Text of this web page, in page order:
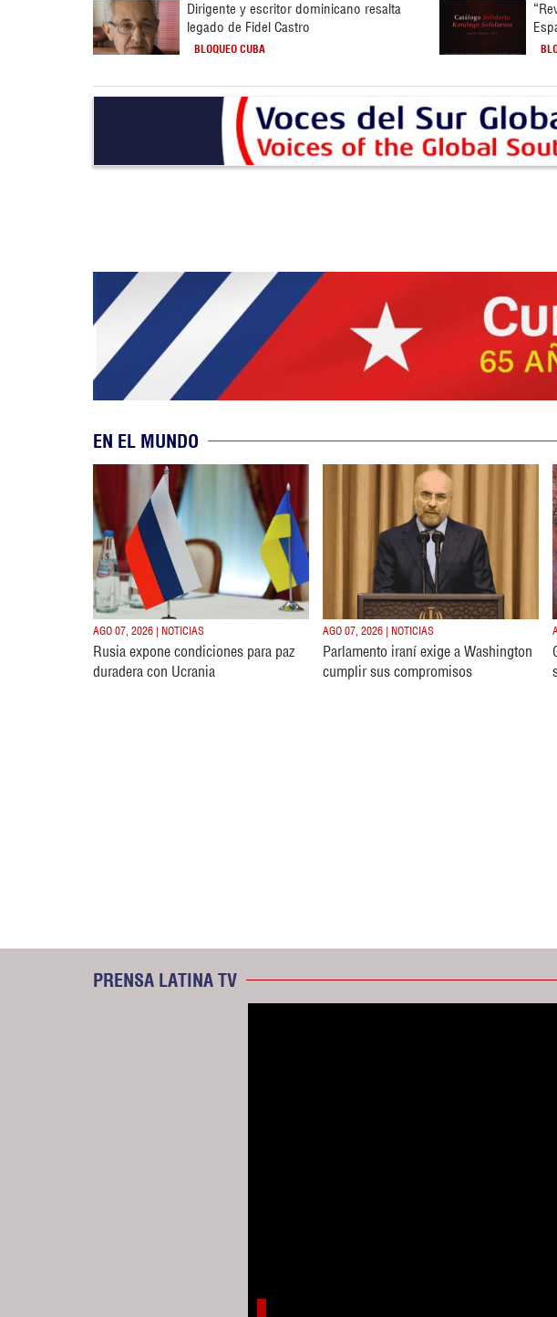
Dirigente y escritor dominicano resalta
legado de Fidel Castro
BLOQUEO CUBA
EN EL MUNDO
AGO 07, 2026 | NOTICIAS
Rusia expone condiciones para paz
duradera con Ucrania
AGO 07, 2026 | NOTICIAS
Parlamento iraní exige a Washington
cumplir sus compromisos
PRENSA LATINA TV